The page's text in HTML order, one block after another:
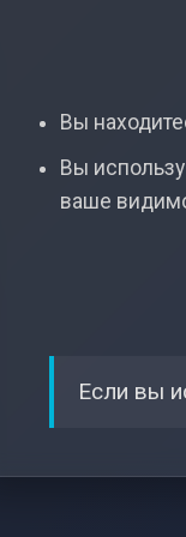
Вы
Вы
ваше
Если вы